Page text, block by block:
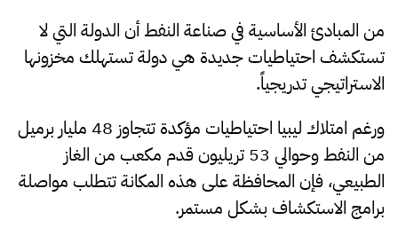
من المبادئ الأساسية في صناعة النفط أن الدولة التي لا
تستكشف احتياطيات جديدة هي دولة تستهلك مخزونها
الاستراتيجي تدريجياً.
ورغم امتلاك ليبيا احتياطيات مؤكدة تتجاوز 48 مليار برميل
من النفط وحوالي 53 تريليون قدم مكعب من الغاز
الطبيعي، فإن المحافظة على هذه المكانة تتطلب مواصلة
برامج الاستكشاف بشكل مستمر.